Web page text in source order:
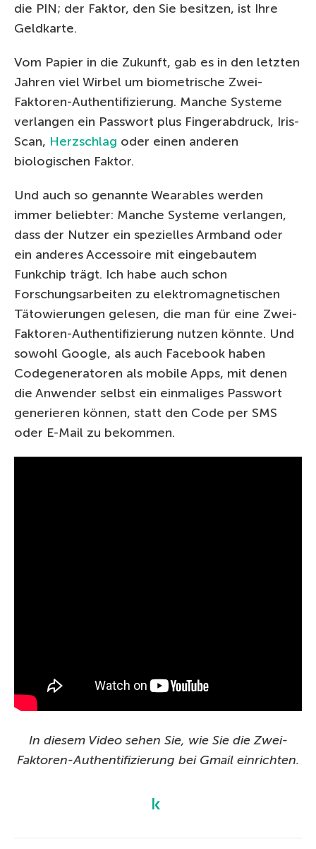
die PIN; der Faktor, den Sie besitzen, ist Ihre
Geldkarte.
Vom Papier in die Zukunft, gab es in den letzten
Jahren viel Wirbel um biometrische Zwei-
Faktoren-Authentifizierung. Manche Systeme
verlangen ein Passwort plus Fingerabdruck, Iris-
Scan, Herzschlag oder einen anderen
biologischen Faktor.
Und auch so genannte Wearables werden
immer beliebter: Manche Systeme verlangen,
dass der Nutzer ein spezielles Armband oder
ein anderes Accessoire mit eingebautem
Funkchip trägt. Ich habe auch schon
Forschungsarbeiten zu elektromagnetischen
Tätowierungen gelesen, die man für eine Zwei-
Faktoren-Authentifizierung nutzen könnte. Und
sowohl Google, als auch Facebook haben
Codegeneratoren als mobile Apps, mit denen
die Anwender selbst ein einmaliges Passwort
generieren können, statt den Code per SMS
oder E-Mail zu bekommen.
In diesem Video sehen Sie, wie Sie die Zwei-
Faktoren-Authentifizierung bei Gmail einrichten.